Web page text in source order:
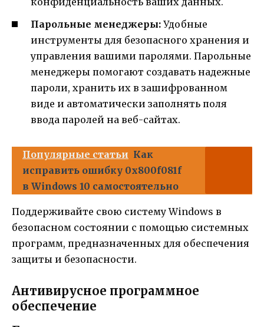
Парольные менеджеры: Удобные
инструменты для безопасного хранения и
управления вашими паролями. Парольные
менеджеры помогают создавать надежные
пароли, хранить их в зашифрованном
виде и автоматически заполнять поля
ввода паролей на веб-сайтах.
Популярные статьи Как
исправить ошибку 0x800f081f
в Windows 10 самостоятельно
Поддерживайте свою систему Windows в
безопасном состоянии с помощью системных
программ, предназначенных для обеспечения
защиты и безопасности.
Антивирусное программное
обеспечение